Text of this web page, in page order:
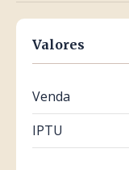
Valores
Venda
IPTU